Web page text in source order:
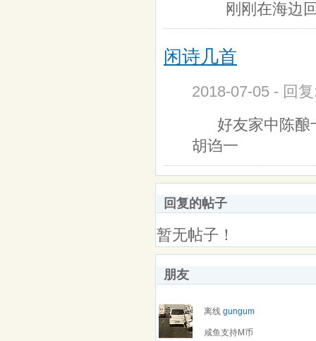
刚刚在海
闲诗几首
2018-07-05 - 回
好友家中陈酿
胡诌一
回复的帖子
暂无帖子！
朋友
离线 gungum
咸鱼支持M币